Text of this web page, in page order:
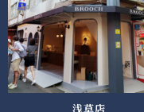
浅草店